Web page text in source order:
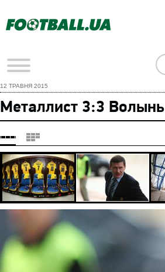
12 ТРАВНЯ 2015
Металлист 3:3 Волынь